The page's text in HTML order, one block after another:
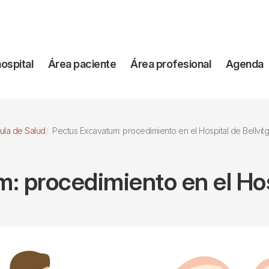
Área paciente Área profesional Agenda
de Salud Pectus Excavatum: procedimiento en el Hospital de
procedimiento en el